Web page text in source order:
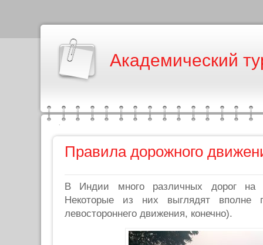
Академический
Правила дорожного
В Индии много различных дорог
Некоторые из них выглядят вполне
левостороннего движения, конечно).